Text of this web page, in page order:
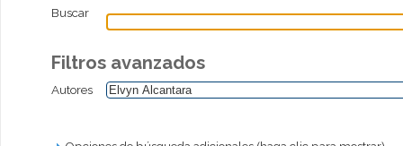
Buscar
Filtros avanzados
Autores